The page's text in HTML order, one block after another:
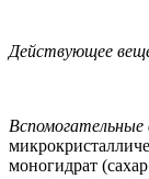
Действующее
моногидрат